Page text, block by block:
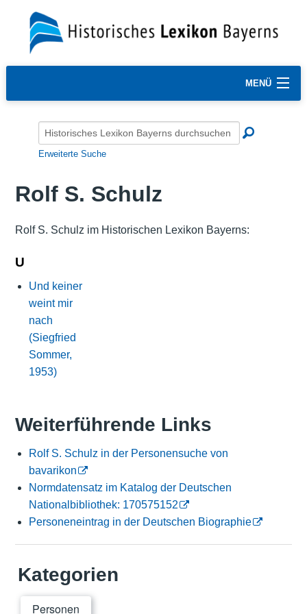
MENÜ
Erweiterte Suche
Rolf S. Schulz
Rolf S. Schulz im Historischen Lexikon Bayerns:
U
Und keiner
weint mir
nach
(Siegfried
Sommer,
1953)
Weiterführende Links
Rolf S. Schulz in der Personensuche von
bavarikon
Normdatensatz im Katalog der Deutschen
Nationalbibliothek: 170575152
Personeneintrag in der Deutschen Biographie
Kategorien
Personen